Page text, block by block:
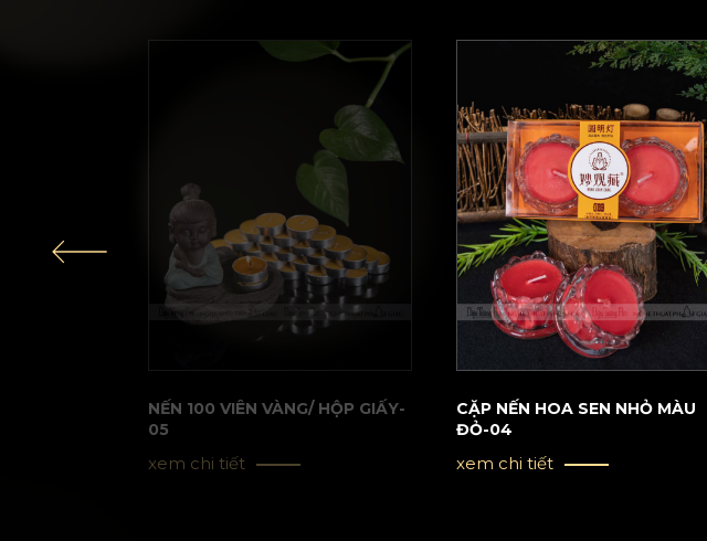
NẾN 100 VIÊN VÀNG/ HỘP GIẤY-
05
xem chi tiết
CẶP NẾN HOA SEN NHỎ MÀU
ĐỎ-04
xem chi tiết